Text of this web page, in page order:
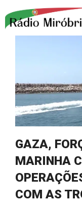
para
GAZA,
MARINHA
COM AS